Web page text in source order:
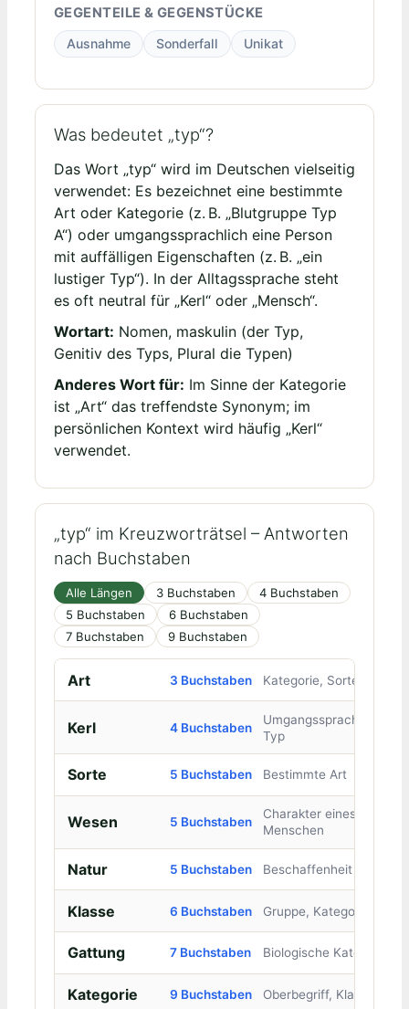
GEGENTEILE & GEGENSTÜCKE
Ausnahme Sonderfall Unikat
Was bedeutet „typ“?
Das Wort „typ“ wird im Deutschen vielseitig
verwendet: Es bezeichnet eine bestimmte
Art oder Kategorie (z. B. „Blutgruppe Typ
A“) oder umgangssprachlich eine Person
mit auffälligen Eigenschaften (z. B. „ein
lustiger Typ“). In der Alltagssprache steht
es oft neutral für „Kerl“ oder „Mensch“.
Wortart: Nomen, maskulin (der Typ,
Genitiv des Typs, Plural die Typen)
Anderes Wort für: Im Sinne der Kategorie
ist „Art“ das treffendste Synonym; im
persönlichen Kontext wird häufig „Kerl“
verwendet.
„typ“ im Kreuzworträtsel – Antworten
nach Buchstaben
Alle Längen 3 Buchstaben
4 Buchstaben
5 Buchstaben
6 Buchstaben
7 Buchstaben
9 Buchstaben
Art 3 Buchstaben Kategorie, Sorte
Kerl 4 Buchstaben
Umgangssprachlich:
Typ
Sorte 5 Buchstaben Bestimmte Art
Wesen 5 Buchstaben
Charakter eines
Menschen
Natur 5 Buchstaben Beschaffenheit
Klasse 6 Buchstaben Gruppe, Kategorie
Gattung 7 Buchstaben Biologische Kategorie
Kategorie 9 Buchstaben Oberbegriff, Klasse